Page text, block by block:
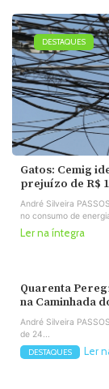
DESTAQUES
Gatos: Cemig
prejuízo de R$
André Silveira
no consumo de
Ler na íntegra
Quarenta
na Caminhada
André Silveira
de 24...
DESTAQUES Ler